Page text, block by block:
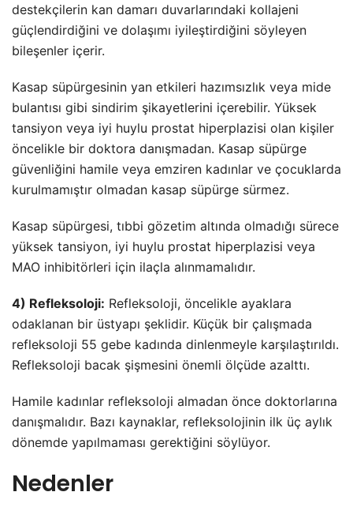
destekçilerin kan damarı duvarlarındaki kollajeni
güçlendirdiğini ve dolaşımı iyileştirdiğini söyleyen
bileşenler içerir.
Kasap süpürgesinin yan etkileri hazımsızlık veya mide
bulantısı gibi sindirim şikayetlerini içerebilir. Yüksek
tansiyon veya iyi huylu prostat hiperplazisi olan kişiler
öncelikle bir doktora danışmadan. Kasap süpürge
güvenliğini hamile veya emziren kadınlar ve çocuklarda
kurulmamıştır olmadan kasap süpürge sürmez.
Kasap süpürgesi, tıbbi gözetim altında olmadığı sürece
yüksek tansiyon, iyi huylu prostat hiperplazisi veya
MAO inhibitörleri için ilaçla alınmamalıdır.
4) Refleksoloji: Refleksoloji, öncelikle ayaklara
odaklanan bir üstyapı şeklidir. Küçük bir çalışmada
refleksoloji 55 gebe kadında dinlenmeyle karşılaştırıldı.
Refleksoloji bacak şişmesini önemli ölçüde azalttı.
Hamile kadınlar refleksoloji almadan önce doktorlarına
danışmalıdır. Bazı kaynaklar, refleksolojinin ilk üç aylık
dönemde yapılmaması gerektiğini söylüyor.
Nedenler